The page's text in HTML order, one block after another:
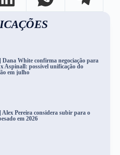
Dana White confirma negociação para
x Aspinall: possível unificação do
em julho
Alex Pereira considera subir para o
em 2026